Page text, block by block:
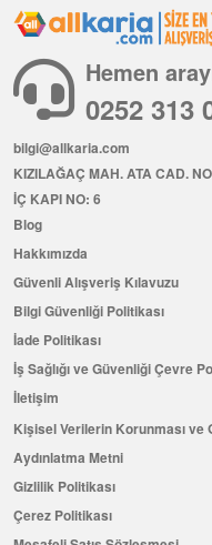
Hemen
0252 313
bilgi@allkaria.com
KIZILAĞAÇ MAH. ATA CAD.
İÇ KAPI NO: 6
Blog
Hakkımızda
Güvenli Alışveriş Kılavuzu
Bilgi Güvenliği Politikası
İade Politikası
İş Sağlığı ve Güvenliği Çevre
İletişim
Kişisel Verilerin Korunması ve
Aydınlatma Metni
Gizlilik Politikası
Çerez Politikası